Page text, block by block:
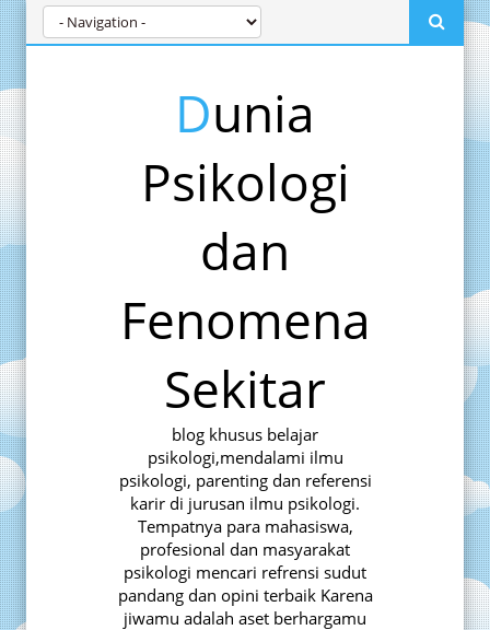
Dunia
Psikologi
dan
Fenomena
Sekitar
blog khusus belajar
psikologi,mendalami ilmu
psikologi, parenting dan referensi
karir di jurusan ilmu psikologi.
Tempatnya para mahasiswa,
profesional dan masyarakat
psikologi mencari refrensi sudut
pandang dan opini terbaik Karena
jiwamu adalah aset berhargamu